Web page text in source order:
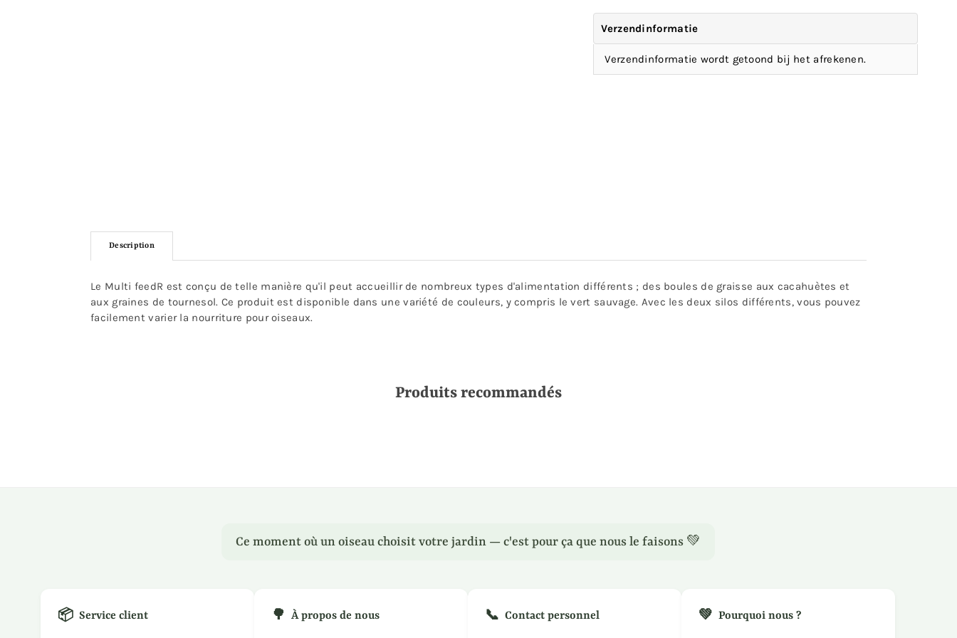
Verzendinformatie
Verzendinformatie wordt getoond bij het afrekenen.
Description
Le Multi feedR est conçu de telle manière qu'il peut accueillir de nombreux types d'alimentation différents ; des boules de graisse aux cacahuètes et
aux graines de tournesol. Ce produit est disponible dans une variété de couleurs, y compris le vert sauvage. Avec les deux silos différents, vous pouvez
facilement varier la nourriture pour oiseaux.
Produits recommandés
Ce moment où un oiseau choisit votre jardin — c'est pour ça que nous le faisons 💚
📦 Service client 🌳 À propos de nous 📞 Contact personnel 💚 Pourquoi nous ?